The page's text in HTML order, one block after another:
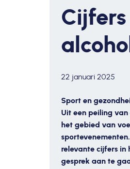
22 januari 2025
Sport en
Uit een peiling
het gebied van
relevante cijfers in
gesprek aan te